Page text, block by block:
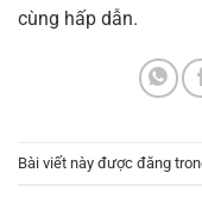
cùng hấp dẫn.
Bài viết này được đăng